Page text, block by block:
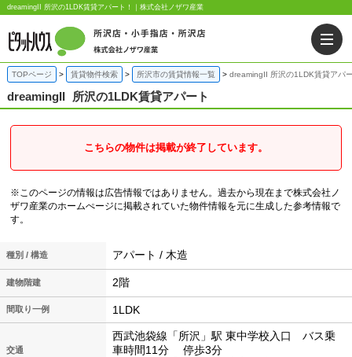
dreamingII 所沢の1LDK賃貸アパート！｜株式会社ノザワ産業
TOPページ 賃貸物件検索 所沢市の賃貸情報一覧 dreamingII 所沢の1LDK賃貸アパ
dreamingII 所沢の1LDK賃貸アパート
こちらの物件は掲載が終了しています。
※このページの情報は広告情報ではありません。過去から現在まで株式会社ノ
ザワ産業のホームぺージに掲載されていた物件情報を元に生成した参考情報で
す。
種別 / 構造 アパート / 木造
建物階建 2階
間取り一例 1LDK
交通
西武池袋線「所沢」駅 東中学校入口 バス乗
車時間11分 停歩3分